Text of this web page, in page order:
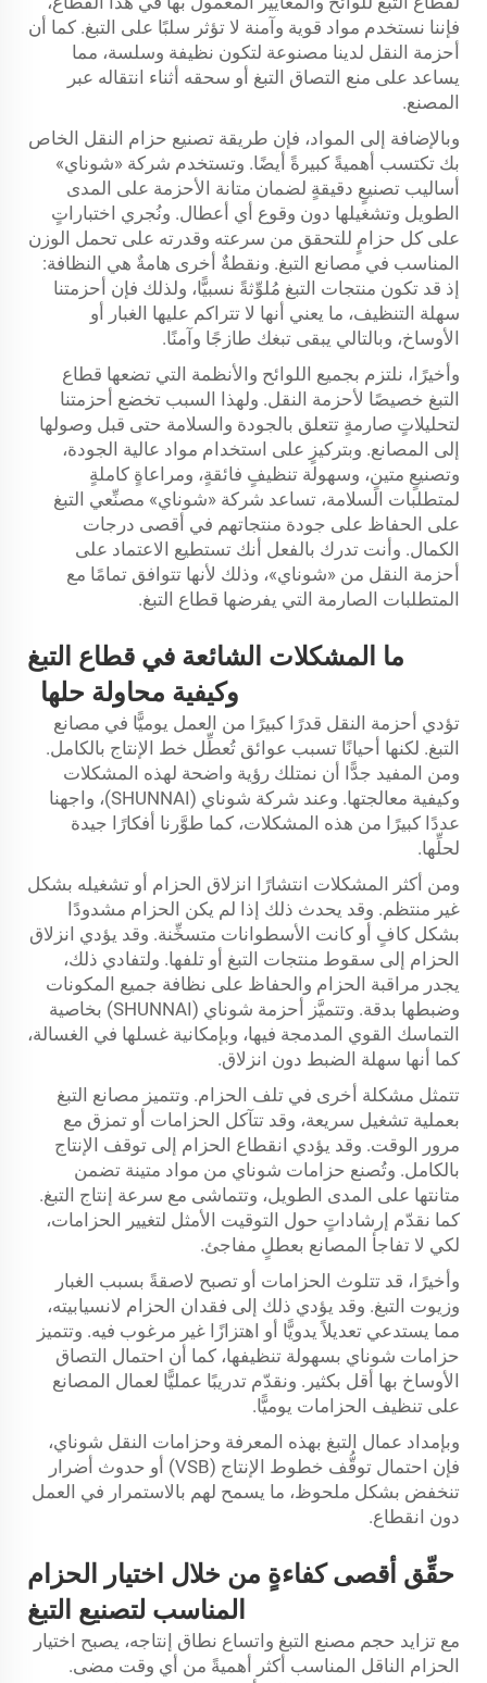
فإننا نستخدم مواد قوية وآمنة لا تؤثر سلبًا على التبغ. كما أن
أحزمة النقل لدينا مصنوعة لتكون نظيفة وسلسة، مما
يساعد على منع التصاق التبغ أو سحقه أثناء انتقاله عبر
المصنع.
وبالإضافة إلى المواد، فإن طريقة تصنيع حزام النقل الخاص
بك تكتسب أهميةً كبيرةً أيضًا. وتستخدم شركة «شوناي»
أساليب تصنيعٍ دقيقةٍ لضمان متانة الأحزمة على المدى
الطويل وتشغيلها دون وقوع أي أعطال. ونُجري اختباراتٍ
على كل حزامٍ للتحقق من سرعته وقدرته على تحمل الوزن
المناسب في مصانع التبغ. ونقطةٌ أخرى هامةٌ هي النظافة:
إذ قد تكون منتجات التبغ مُلوِّثةً نسبيًّا، ولذلك فإن أحزمتنا
سهلة التنظيف، ما يعني أنها لا تتراكم عليها الغبار أو
الأوساخ، وبالتالي يبقى تبغك طازجًا وآمنًا.
وأخيرًا، نلتزم بجميع اللوائح والأنظمة التي تضعها قطاع
التبغ خصيصًا لأحزمة النقل. ولهذا السبب تخضع أحزمتنا
لتحليلاتٍ صارمةٍ تتعلق بالجودة والسلامة حتى قبل وصولها
إلى المصانع. وبتركيزٍ على استخدام مواد عالية الجودة،
وتصنيعٍ متينٍ، وسهولة تنظيفٍ فائقةٍ، ومراعاةٍ كاملةٍ
لمتطلبات السلامة، تساعد شركة «شوناي» مصنِّعي التبغ
على الحفاظ على جودة منتجاتهم في أقصى درجات
الكمال. وأنت تدرك بالفعل أنك تستطيع الاعتماد على
أحزمة النقل من «شوناي»، وذلك لأنها تتوافق تمامًا مع
المتطلبات الصارمة التي يفرضها قطاع التبغ.
ما المشكلات الشائعة في قطاع التبغ
وكيفية محاولة حلها
تؤدي أحزمة النقل قدرًا كبيرًا من العمل يوميًّا في مصانع
التبغ. لكنها أحيانًا تسبب عوائق تُعطِّل خط الإنتاج بالكامل.
ومن المفيد جدًّا أن نمتلك رؤية واضحة لهذه المشكلات
وكيفية معالجتها. وعند شركة شوناي (SHUNNAI)، واجهنا
عددًا كبيرًا من هذه المشكلات، كما طوَّرنا أفكارًا جيدة
لحلِّها.
ومن أكثر المشكلات انتشارًا انزلاق الحزام أو تشغيله بشكل
غير منتظم. وقد يحدث ذلك إذا لم يكن الحزام مشدودًا
بشكل كافٍ أو كانت الأسطوانات متسخِّنة. وقد يؤدي انزلاق
الحزام إلى سقوط منتجات التبغ أو تلفها. ولتفادي ذلك،
يجدر مراقبة الحزام والحفاظ على نظافة جميع المكونات
وضبطها بدقة. وتتميَّز أحزمة شوناي (SHUNNAI) بخاصية
التماسك القوي المدمجة فيها، وبإمكانية غسلها في الغسالة،
كما أنها سهلة الضبط دون انزلاق.
تتمثل مشكلة أخرى في تلف الحزام. وتتميز مصانع التبغ
بعملية تشغيل سريعة، وقد تتآكل الحزامات أو تمزق مع
مرور الوقت. وقد يؤدي انقطاع الحزام إلى توقف الإنتاج
بالكامل. وتُصنع حزامات شوناي من مواد متينة تضمن
متانتها على المدى الطويل، وتتماشى مع سرعة إنتاج التبغ.
كما نقدّم إرشاداتٍ حول التوقيت الأمثل لتغيير الحزامات،
لكي لا تفاجأ المصانع بعطلٍ مفاجئ.
وأخيرًا، قد تتلوث الحزامات أو تصبح لاصقةً بسبب الغبار
وزيوت التبغ. وقد يؤدي ذلك إلى فقدان الحزام لانسيابيته،
مما يستدعي تعديلاً يدويًّا أو اهتزازًا غير مرغوب فيه. وتتميز
حزامات شوناي بسهولة تنظيفها، كما أن احتمال التصاق
الأوساخ بها أقل بكثير. ونقدّم تدريبًا عمليًّا لعمال المصانع
على تنظيف الحزامات يوميًّا.
وبإمداد عمال التبغ بهذه المعرفة وحزامات النقل شوناي،
فإن احتمال توقُّف خطوط الإنتاج (VSB) أو حدوث أضرار
تنخفض بشكل ملحوظ، ما يسمح لهم بالاستمرار في العمل
دون انقطاع.
حقِّق أقصى كفاءةٍ من خلال اختيار الحزام
المناسب لتصنيع التبغ
مع تزايد حجم مصنع التبغ واتساع نطاق إنتاجه، يصبح اختيار
الحزام الناقل المناسب أكثر أهميةً من أي وقت مضى.